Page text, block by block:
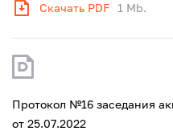
Скачать PDF 1 Mb.
Протокол №16 заседания
от 25.07.2022